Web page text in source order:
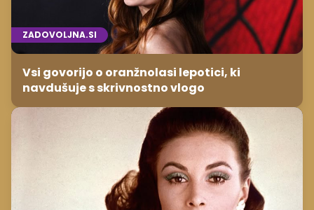
ZADOVOLJNA.SI
Vsi govorijo o oranžnolasi lepotici, ki
navdušuje s skrivnostno vlogo